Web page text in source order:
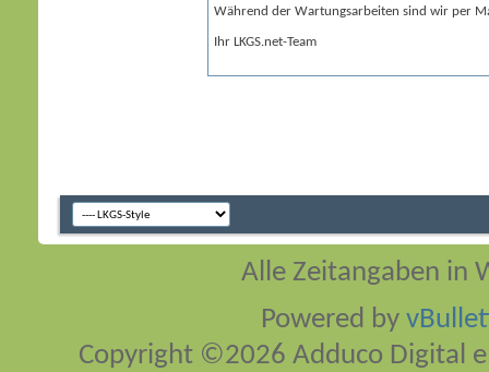
Während der Wartungsarbeiten sind wir per
Ihr LKGS.net-Team
Alle Zeitangaben in
Powered by
Copyright ©2026 Adduco Digital